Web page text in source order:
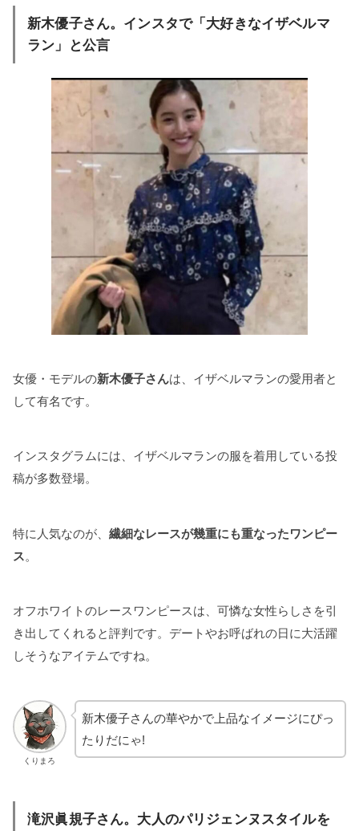
新木優子さん。インスタで「大好きなイザベルマ
ラン」と公言
女優・モデルの新木優子さんは、イザベルマランの愛用者と
して有名です。
インスタグラムには、イザベルマランの服を着用している投
稿が多数登場。
特に人気なのが、 繊細なレースが幾重にも重なったワンピー
ス。
オフホワイトのレースワンピースは、可憐な女性らしさを引
き出してくれると評判です。デートやお呼ばれの日に大活躍
しそうなアイテムですね。
くりまろ
新木優子さんの華やかで上品なイメージにぴっ
たりだにゃ!
滝沢眞規子さん。大人のパリジェンヌスタイルを